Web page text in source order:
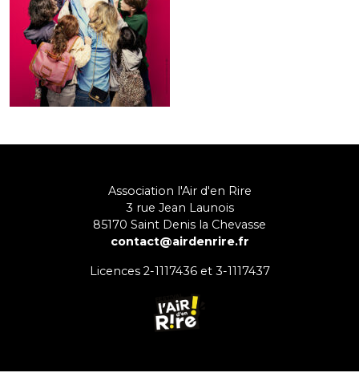
Association l'Air d'en Rire
3 rue Jean Launois
85170 Saint Denis la Chevasse
contact@airdenrire.fr
Licences 2-1117436 et 3-1117437